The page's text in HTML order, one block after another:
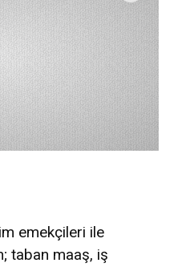
emekçileri ile
taban maaş, iş